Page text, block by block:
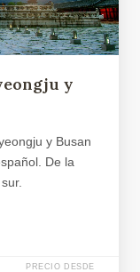
y
y Busan
De la
PRECIO DESDE